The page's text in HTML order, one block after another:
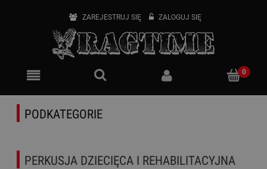
ZAREJESTRUJ SIĘ ZALOGUJ SIĘ
PODKATEGORIE
PERKUSJA DZIECIĘCA I REHABILITACYJNA